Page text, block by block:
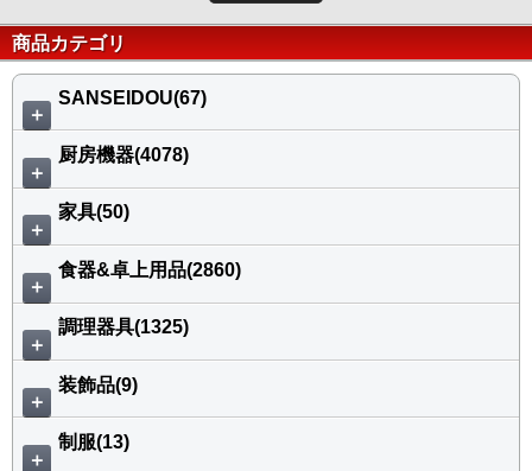
商品カテゴリ
＋
SANSEIDOU(67)
＋
厨房機器(4078)
＋
家具(50)
＋
食器&卓上用品(2860)
＋
調理器具(1325)
＋
装飾品(9)
＋
制服(13)